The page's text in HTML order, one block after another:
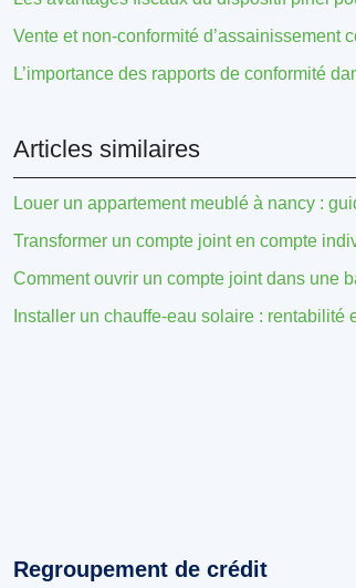
Vente et non-conformité d’assainissement
L’importance des rapports de conformité
Articles similaires
Louer un appartement meublé à nancy :
Transformer un compte joint en compte
Comment ouvrir un compte joint dans une
Installer un chauffe-eau solaire : rentabilité
Regroupement de crédit